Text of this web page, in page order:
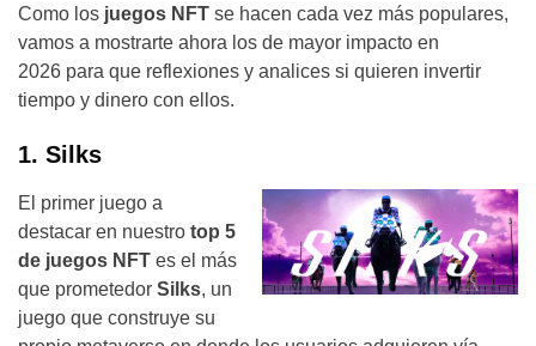
Como los juegos NFT se hacen cada vez más populares,
vamos a mostrarte ahora los de mayor impacto en
2026 para que reflexiones y analices si quieren invertir
tiempo y dinero con ellos.
1. Silks
El primer juego a
destacar en nuestro top 5
de juegos NFT es el más
que prometedor Silks, un
juego que construye su